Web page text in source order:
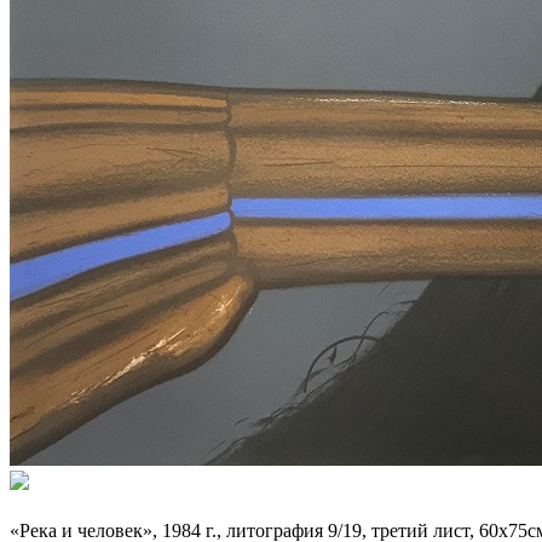
«Река и человек», 1984 г., литография 9/19, третий лист,